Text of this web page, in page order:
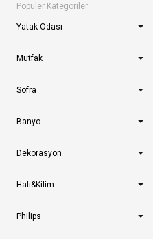
Popüler Kategoriler
Yatak Odası
Mutfak
Sofra
Banyo
Dekorasyon
Halı&Kilim
Philips